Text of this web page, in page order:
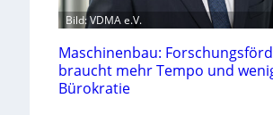
Bild: VDMA e.V.
Maschinenbau:
braucht mehr Tempo und
Bürokratie